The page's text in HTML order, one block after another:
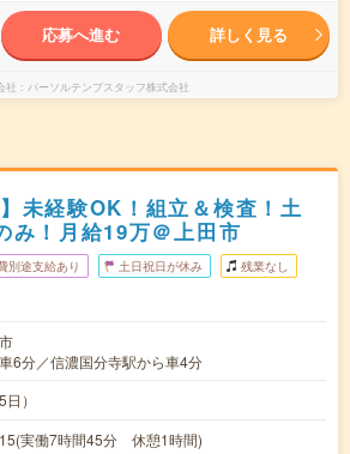
応募へ進む 詳しく見る
社 パーソルテンプスタッフ株式会社
】未経験OK！組立＆検査！土
み！月給19万＠上田市
別途支給あり 土日祝日が休み 残業なし
6分／信濃国分寺駅から車4分
）
実働7時間45分 休憩1時間)